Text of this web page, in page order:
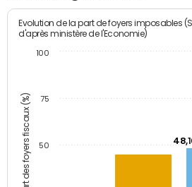
Part des foyers fiscaux (%)
Evolution de la part de foyers imposables
d'après ministère de l'Economie)
50
75
100